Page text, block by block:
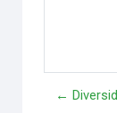
←